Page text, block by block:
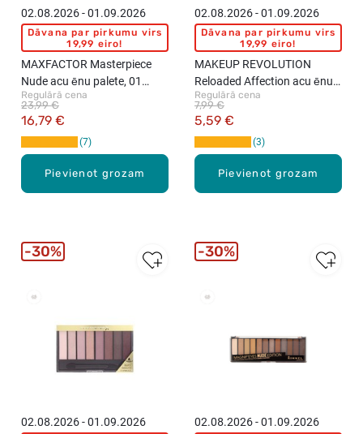
Pievienot grozam
02.08.2026 - 01.09.2026
Dāvana par pirkumu virs
19,99 eiro!
MAXFACTOR Masterpiece
Nude acu ēnu palete, 01
Cappuccino Nudes, 8 toņi
Regulārā cena
16,79 €
23,99 €
7
Pievienot grozam
02.08.2026 - 01.09.2026
Dāvana par pirkumu virs
19,99 eiro!
MAKEUP REVOLUTION
Reloaded Affection acu ēnu
palete, 15 toņi
Regulārā cena
5,59 €
7,99 €
3
02.08.2026 - 01.09.2026
30%
02.08.2026 - 01.09.2026
30%